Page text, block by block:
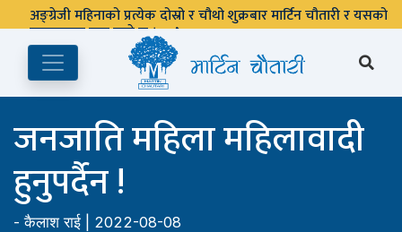
जनजाति महिला महिलावादी
हुनुपर्दैन !
-कैलाश राई | 2022-08-08